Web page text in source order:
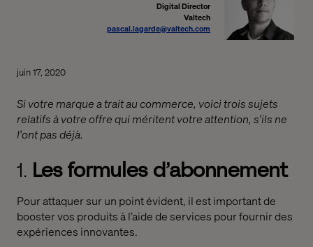
Digital Director
Valtech
pascal.lagarde@valtech.com
juin 17, 2020
Si votre marque a trait au commerce, voici trois sujets
relatifs à votre offre qui méritent votre attention, s'ils ne
l'ont pas déjà.
1. Les formules d’abonnement
Pour attaquer sur un point évident, il est important de
booster vos produits à l’aide de services pour fournir des
expériences innovantes.